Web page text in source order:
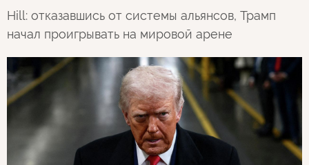
Hill: отказавшись от системы альянсов, Трамп
начал проигрывать на мировой арене